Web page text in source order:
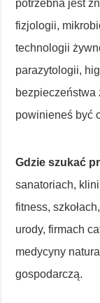
potrzebna jest
fizjologii,
technologii
parazytologii,
bezpieczeństwa
powinieneś być
Gdzie szukać
sanatoriach,
fitness,
urody, firmach
medycyny
gospodarczą.